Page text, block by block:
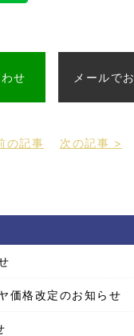
せ メールで
の記事 次の記事 >
価格改定のお知らせ